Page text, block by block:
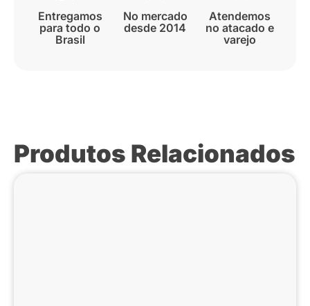
Entregamos
para todo o
Brasil
No mercado
desde 2014
Atendemos
no atacado e
varejo
Produtos Relacionados